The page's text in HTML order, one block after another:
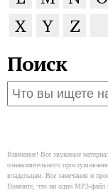
X
Y Z
Поиск
Внимание! Все звуковые
ознакомительного
владельцам. Все замечания и
Помните, что ни один MP3-файл